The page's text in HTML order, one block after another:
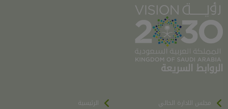
الروابط السريعة
مجلس الادارة الحالي
الرئيسية